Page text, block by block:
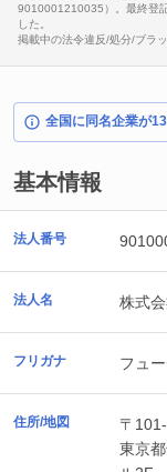
9010001210035）。最終登
した。
掲載中の法令違反/処分/ブラ
全国に同名企業が13
基本情報
法人番号
法人名 株式
フリガナ フュ
住所/地図
〒
東京都